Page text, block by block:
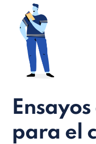
para el